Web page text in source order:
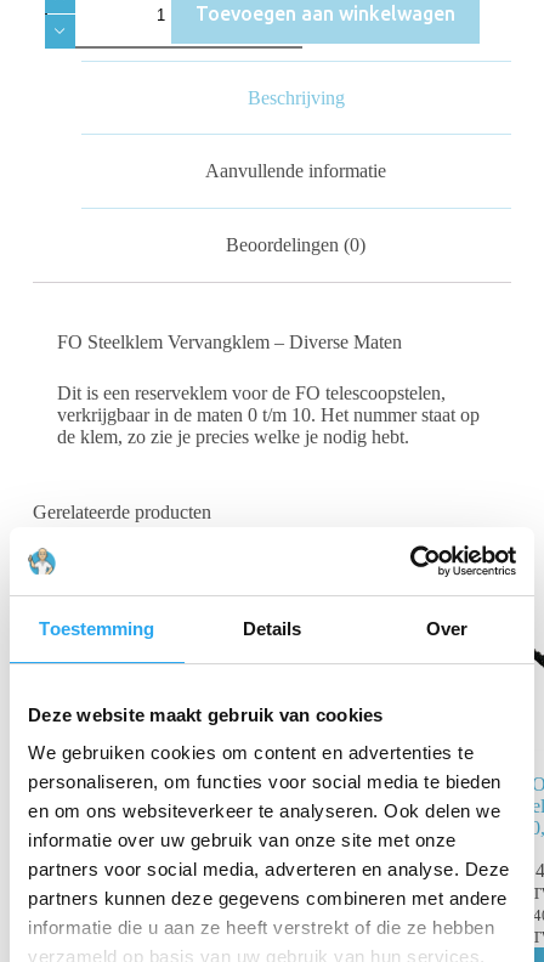
Toestemming Details Over
Deze website maakt gebruik van cookies
We gebruiken cookies om content en advertenties te
personaliseren, om functies voor social media te bieden
en om ons websiteverkeer te analyseren. Ook delen we
informatie over uw gebruik van onze site met onze
partners voor social media, adverteren en analyse. Deze
partners kunnen deze gegevens combineren met andere
informatie die u aan ze heeft verstrekt of die ze hebben
verzameld op basis van uw gebruik van hun services.
Toevoegen aan winkelwagen
Beschrijving
Aanvullende informatie
Beoordelingen (0)
FO Steelklem Vervangklem – Diverse Maten
Dit is een reserveklem voor de FO telescoopstelen,
verkrijgbaar in de maten 0 t/m 10. Het nummer staat op
de klem, zo zie je precies welke je nodig hebt.
Gerelateerde producten
FO 40K Ultra
Lite Hi-Mod
Telescoopsteel
13,75M
1.076,90
BTW